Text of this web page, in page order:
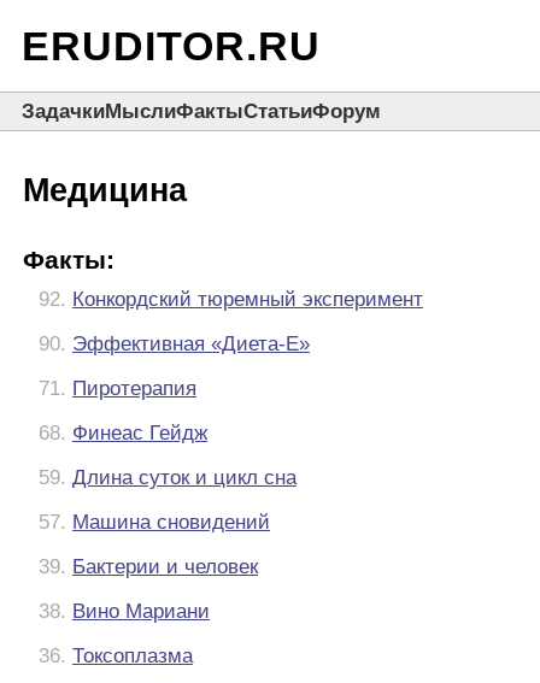
ERUDITOR.RU
ЗадачкиМыслиФактыСтатьиФорум
Медицина
Факты:
92. Конкордский тюремный эксперимент
90. Эффективная «Диета-Е»
71. Пиротерапия
68. Финеас Гейдж
59. Длина суток и цикл сна
57. Машина сновидений
39. Бактерии и человек
38. Вино Мариани
36. Токсоплазма